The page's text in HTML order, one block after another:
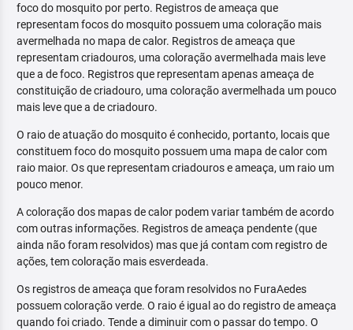
foco do mosquito por perto. Registros de ameaça que
representam focos do mosquito possuem uma coloração mais
avermelhada no mapa de calor. Registros de ameaça que
representam criadouros, uma coloração avermelhada mais leve
que a de foco. Registros que representam apenas ameaça de
constituição de criadouro, uma coloração avermelhada um pouco
mais leve que a de criadouro.
O raio de atuação do mosquito é conhecido, portanto, locais que
constituem foco do mosquito possuem uma mapa de calor com
raio maior. Os que representam criadouros e ameaça, um raio um
pouco menor.
A coloração dos mapas de calor podem variar também de acordo
com outras informações. Registros de ameaça pendente (que
ainda não foram resolvidos) mas que já contam com registro de
ações, tem coloração mais esverdeada.
Os registros de ameaça que foram resolvidos no FuraAedes
possuem coloração verde. O raio é igual ao do registro de ameaça
quando foi criado. Tende a diminuir com o passar do tempo. O